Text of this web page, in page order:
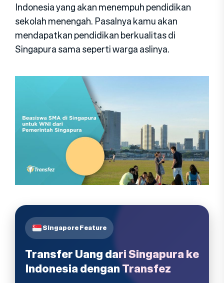
Indonesia yang akan menempuh pendidikan
sekolah menengah. Pasalnya kamu akan
mendapatkan pendidikan berkualitas di
Singapura sama seperti warga aslinya.
Singapore Feature
Transfer Uang dari Singapura ke
Indonesia dengan Transfez